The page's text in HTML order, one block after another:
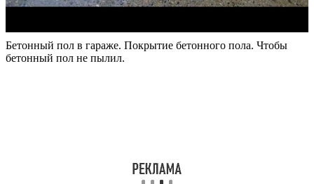
Бетонный пол в гараже. Покрытие бетонного пола. Чтобы
бетонный пол не пылил.